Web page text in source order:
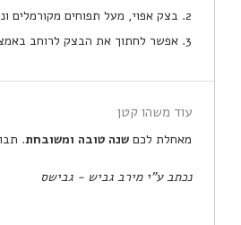
2. בצק אפוי, מעל תפוחים מקורמלים ונוזלי הסירופ מוגש עם שמנת מתוקה מוקצפת.
3. אפשר לחתוך את הבצק לרוחב באמצע ולמלא בשמנת מוקצפת ותפוחים.
עוד משהו קטן
מאחלת לכםשנה טובה ומשובחת.
נכתב ע"י מירב גביש - גבישס